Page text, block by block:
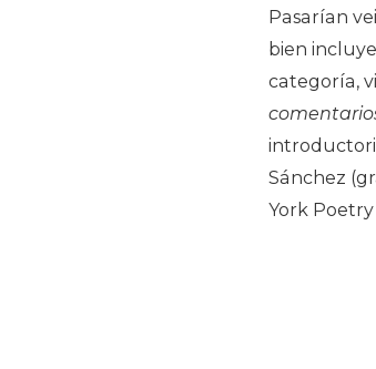
Pasarían
bien
categoría,
Sánchez
York Poetry